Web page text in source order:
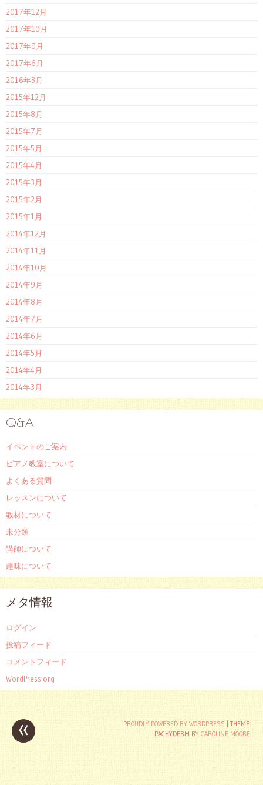
2017年12月
2017年10月
2017年9月
2017年6月
2016年3月
2015年12月
2015年8月
2015年7月
2015年5月
2015年4月
2015年3月
2015年2月
2015年1月
2014年12月
2014年11月
2014年10月
2014年9月
2014年8月
2014年7月
2014年6月
2014年5月
2014年4月
2014年3月
Q&A
イベントのご案内
ピアノ教室について
よくある質問
レッスンについて
教材について
未分類
講師について
趣味について
メタ情報
ログイン
投稿フィード
コメントフィード
WordPress.org
投
稿
« PROUDLY POWERED BY WORDPRESS
THEME:
PACHYDERM BY CAROLINE MOORE.